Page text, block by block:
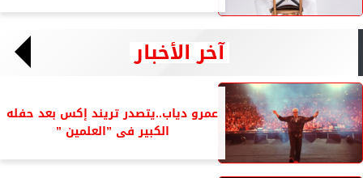
آخر الأخبار
عمرو دياب..يتصدر تريند إكس بعد حفله
الكبير فى ”العلمين ”